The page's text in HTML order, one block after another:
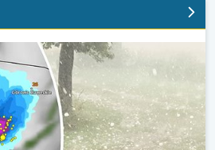
Zwaar onweer treft steden. . .